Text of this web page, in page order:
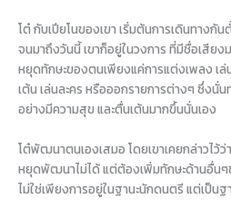
โต๋ กับเปียโนของเขา เริ่มต้นการเดินทางกั
จนมาถึงวันนี้ เขาก็อยู่ในวงการ ที่มีชื่อเสียง
หยุดทักษะของตนเพียงแค่การแต่งเพลง เล่
เต้น เล่นละคร หรือออกรายการต่างๆ ซึ่งนั่น
อย่างมีความสุข และตื่นเต้นมากขึ้นนั่นเอง
โต๋พัฒนาตนเองเสมอ โดยเขาเคยกล่าวไว้
หยุดพัฒนาไม่ได้ แต่ต้องเพิ่มทักษะด้านอื่นๆ
ไม่ใช่เพียงการอยู่ในฐานะนักดนตรี แต่เป็น